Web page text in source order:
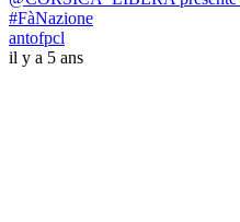
#FàNazione
antofpcl
il y a 5 ans